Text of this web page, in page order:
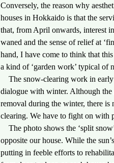
Conversely, the reason why
houses in Hokkaido is that the
that, from April onwards, interest
waned and the sense of relief at
hand, I have come to think that
a kind of ‘garden work’ typical of
The snow-clearing work in early
dialogue with winter. Although
removal during the winter, there is
clearing. We have to fight on with
The photo shows the ‘split
opposite our house. While the
putting in feeble efforts to